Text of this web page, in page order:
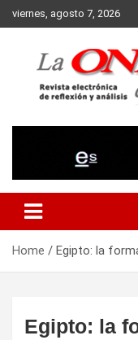
Skip
to
viernes, agosto 7, 2026
Home Egipto: la
Egipto: la